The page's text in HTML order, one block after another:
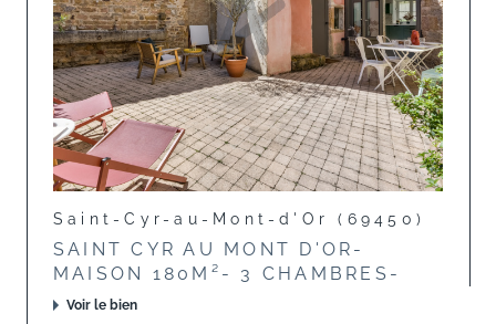
Saint-Cyr-au-Mont-d'Or (69450)
SAINT CYR AU MONT D'OR-
MAISON 180M²- 3 CHAMBRES-
Voir le bien